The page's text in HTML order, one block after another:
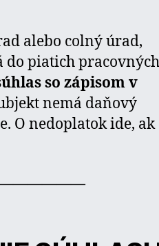
alebo colný úrad,
do piatich pracovných
so zápisom v
nemá daňový
O nedoplatok ide, ak